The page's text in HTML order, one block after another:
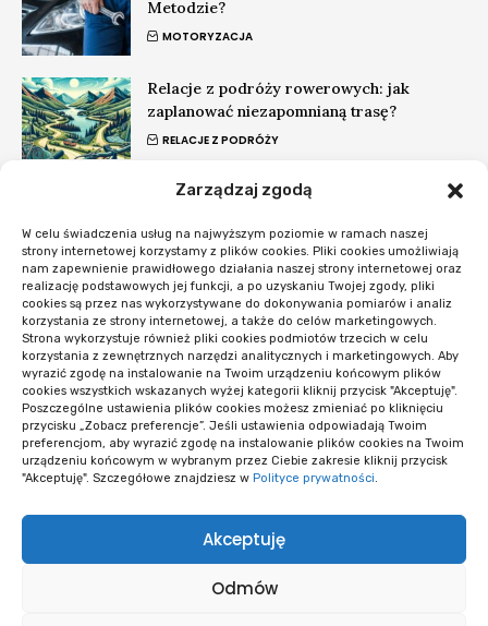
Zarządzaj zgodą
W celu świadczenia usług na najwyższym poziomie w ramach naszej
strony internetowej korzystamy z plików cookies. Pliki cookies umożliwiają
nam zapewnienie prawidłowego działania naszej strony internetowej oraz
realizację podstawowych jej funkcji, a po uzyskaniu Twojej zgody, pliki
cookies są przez nas wykorzystywane do dokonywania pomiarów i analiz
korzystania ze strony internetowej, a także do celów marketingowych.
Strona wykorzystuje również pliki cookies podmiotów trzecich w celu
korzystania z zewnętrznych narzędzi analitycznych i marketingowych. Aby
wyrazić zgodę na instalowanie na Twoim urządzeniu końcowym plików
cookies wszystkich wskazanych wyżej kategorii kliknij przycisk "Akceptuję".
Poszczególne ustawienia plików cookies możesz zmieniać po kliknięciu
przycisku „Zobacz preferencje”. Jeśli ustawienia odpowiadają Twoim
preferencjom, aby wyrazić zgodę na instalowanie plików cookies na Twoim
urządzeniu końcowym w wybranym przez Ciebie zakresie kliknij przycisk
"Akceptuję". Szczegółowe znajdziesz w Polityce prywatności.
Akceptuję
Odmów
Metodzie?
MOTORYZACJA
Relacje z podróży rowerowych: jak
zaplanować niezapomnianą trasę?
RELACJE Z PODRÓŻY
Rola blockchain w finansach 2024 – Co
KRYPTOWALUTY I FINTECH
#Nowości
Co sprawdzić przed startem systemu
rezerwacji
OPROGRAMOWANIE I APLIKACJE
Opieka WordPress po wdrożeniu: kiedy i
co obejmuje
Wiele wersji logo i niespójne materiały: